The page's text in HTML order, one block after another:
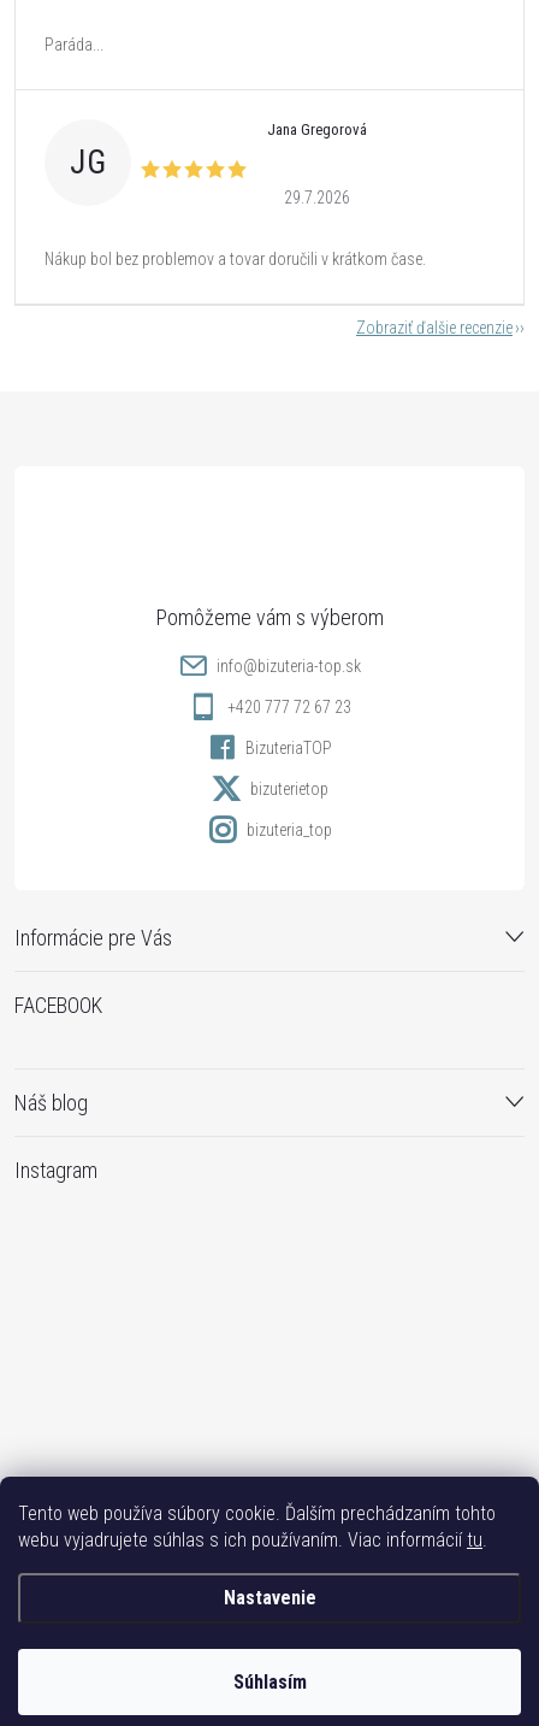
Tento web používa súbory cookie. Ďalším prechádzaním tohto
webu vyjadrujete súhlas s ich používaním. Viac informáciítu.
Nastavenie
Súhlasím
Paráda...
JG
Jana Gregorová
29.7.2026
Nákup bol bez problemov a tovar doručili v krátkom čase.
Zobraziť ďalšie recenzie
Informácie pre Vás
info@bizuteria-top.sk
+420 777 72 67 23
BizuteriaTOP
bizuterietop
bizuteria_top
FACEBOOK
Náš blog
Instagram
Sledovať na Instagrame
Bižuterie TOP Vše k mobilu Mobil příslušenství
Bižutéria Yvon